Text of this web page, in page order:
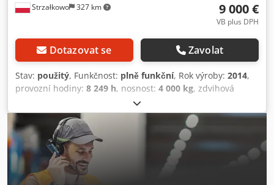
Strzałkowo 327 km 9 000 €
VB plus DPH
Dotazovat se Zavolat
Stav: použitý, Funkčnost: plně funkční, Rok výroby: 2014,
provozní hodiny: 8 249 h, nosnost: 4 000 kg, zdvihová
plyn
stavební výška:3 370 mm, typ pohonu:Treibgas, Plynový
vysokozdvižný vozík ISO třída: ISO třída 3 = 2 500 - 4 999 kg
Typ stožáru: Standardní Cjdpfozigr Nex Apdeha Stav:
Připraven k provozu a plně funkční Technický stav: dobrý
Popis: Polokabina 3. ventil,